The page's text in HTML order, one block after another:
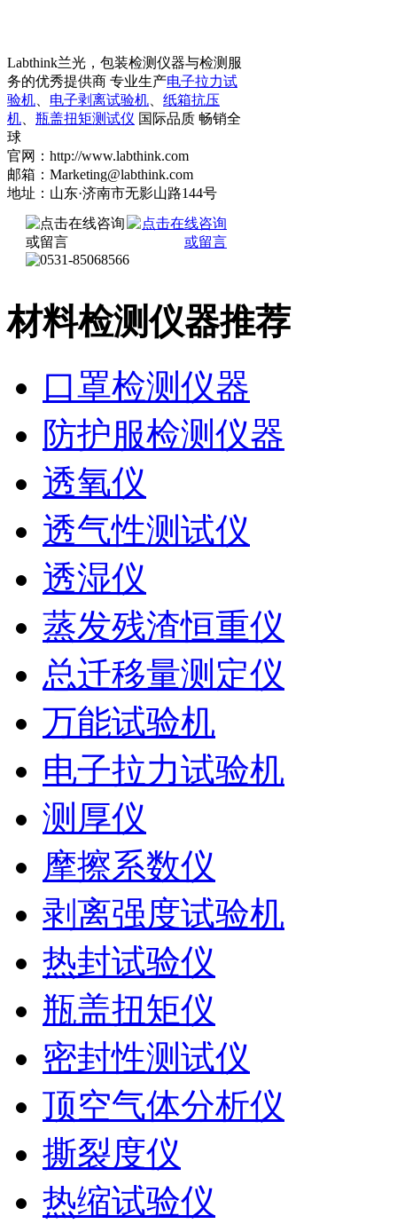
Labthink兰光，包装检测仪器与检测服
务的优秀提供商 专业生产电子拉力试
验机
电子剥离试验机
纸箱抗压
机
瓶盖扭矩测试仪 国际品质 畅销全
球
官网：http://www.labthink.com
邮箱：Marketing@labthink.com
地址：山东·济南市无影山路144号
材料检测仪器推荐
口罩检测仪器
防护服检测仪器
透氧仪
透气性测试仪
透湿仪
蒸发残渣恒重仪
总迁移量测定仪
万能试验机
电子拉力试验机
测厚仪
摩擦系数仪
剥离强度试验机
热封试验仪
瓶盖扭矩仪
密封性测试仪
顶空气体分析仪
撕裂度仪
热缩试验仪